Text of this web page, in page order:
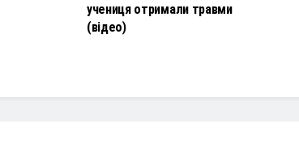
учениця отримали травми
(відео)